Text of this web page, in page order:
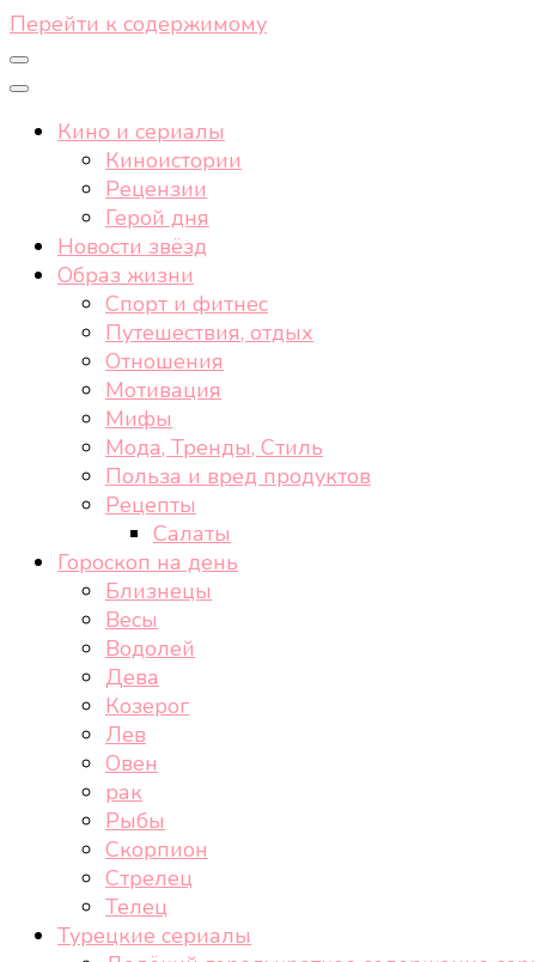
Перейти к содержимому
Кино и сериалы
Киноистории
Рецензии
Герой дня
Новости звёзд
Образ жизни
Спорт и фитнес
Путешествия, отдых
Отношения
Мотивация
Мифы
Мода, Тренды, Стиль
Польза и вред продуктов
Рецепты
Салаты
Гороскоп на день
Близнецы
Весы
Водолей
Дева
Козерог
Лев
Овен
рак
Рыбы
Скорпион
Стрелец
Телец
Турецкие сериалы